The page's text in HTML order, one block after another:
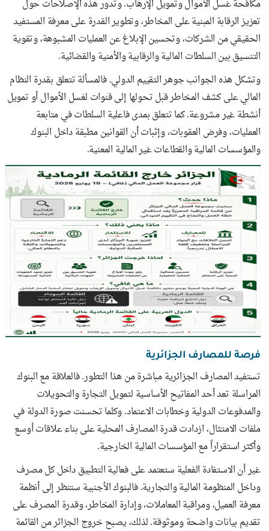
مكافحة غسل الأموال وتمويل الإرهاب. وتدور هذه الإصلاحات حول
تعزيز الرقابة المبنية على المخاطر، وتطوير القدرة على معرفة المستفيد
الحقيقي من الشركات، وتحسين الإبلاغ عن العمليات المشبوهة، وتقوية
التنسيق بين السلطات المالية والرقابية والأمنية والقضائية.
وتشكل هذه الجوانب جوهر التقييم الدولي. فالمسألة تتعلق بقدرة النظام
المالي على كشف المخاطر قبل تحولها إلى قنوات لغسل الأموال أو تمويل
أنشطة غير مشروعة. كما تتعلق بمدى فاعلية السلطات في متابعة
العمليات، وفرض العقوبات، وإثبات أن القوانين مطبقة داخل البنوك
والمؤسسات المالية والقطاعات غير المالية المعنية.
فرصة للمصارف الجزائرية
تستفيد المصارف الجزائرية مباشرة من هذا التطور. فالعلاقة مع البنوك
المراسلة تعد أحد المفاتيح الأساسية لتمويل التجارة والتحويلات
والمدفوعات الدولية وخطابات الاعتماد. وكلما تحسنت صورة الدولة في
ملفات الامتثال، ازدادت قدرة المصارف المحلية على بناء علاقات أوسع
وأكثر استقراراً مع المؤسسات المالية الخارجية.
غير أن الاستفادة الفعلية ستعتمد على فعالية التطبيق داخل كل مصرف
وداخل المنظومة المالية والتجارية. فالبنوك الأجنبية ستنظر إلى أنظمة
معرفة العميل، ومراقبة المعاملات، وإدارة المخاطر، وقدرة المصرف على
تقديم بيانات واضحة وموثوقة. لذلك، يصبح خروج الجزائر من القائمة